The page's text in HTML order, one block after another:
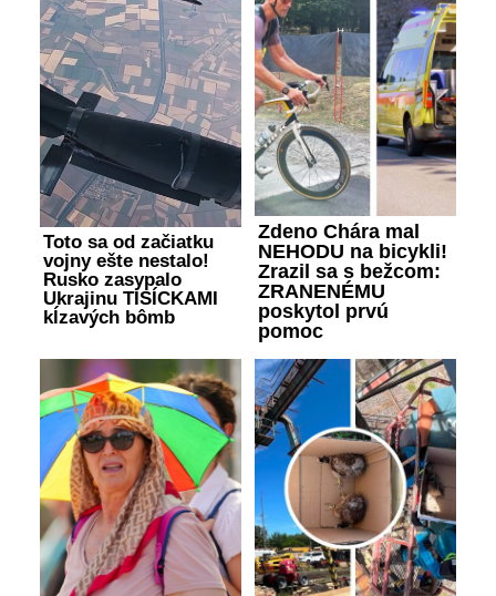
Toto sa od začiatku
vojny ešte nestalo!
Rusko zasypalo
Ukrajinu TISÍCKAMI
kĺzavých bômb
Zdeno Chára mal
NEHODU na bicykli!
Zrazil sa s bežcom:
ZRANENÉMU
poskytol prvú
pomoc